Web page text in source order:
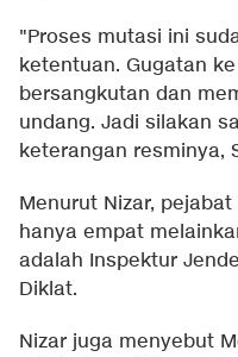
"Proses mutasi ini
ketentuan. Gugatan
bersangkutan dan
undang. Jadi silakan
keterangan resminya,
Menurut Nizar,
hanya empat
adalah Inspektur
Diklat.
Nizar juga menyebut